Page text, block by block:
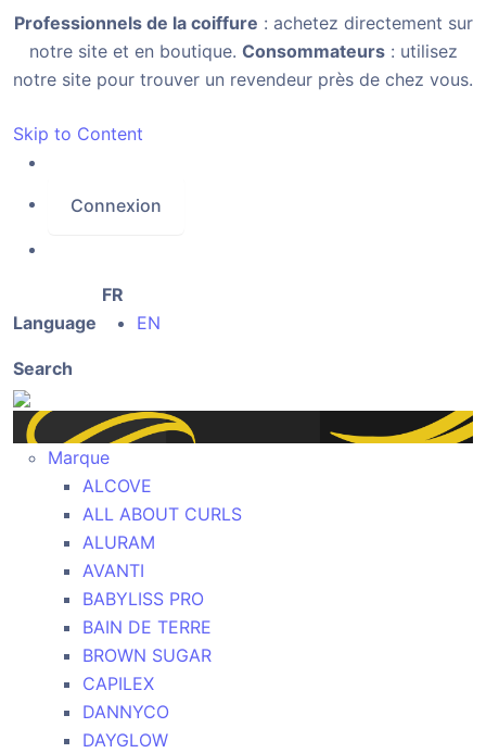
Professionnels de la coiffure : achetez directement sur
notre site et en boutique. Consommateurs: utilisez
notre site pour trouver un revendeur près de chez vous.
Skip to Content
Connexion
Language
FR
EN
Search
Marque
ALCOVE
ALL ABOUT CURLS
ALURAM
AVANTI
BABYLISS PRO
BAIN DE TERRE
BROWN SUGAR
CAPILEX
DANNYCO
DAYGLOW